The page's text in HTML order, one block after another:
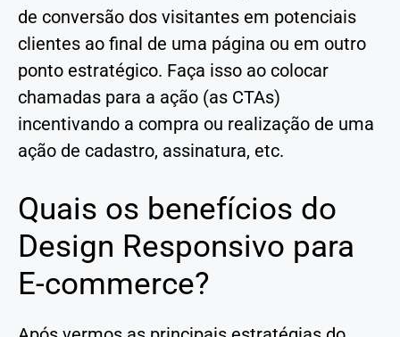
de conversão dos visitantes em potenciais
clientes ao final de uma página ou em outro
ponto estratégico. Faça isso ao colocar
chamadas para a ação (as CTAs)
incentivando a compra ou realização de uma
ação de cadastro, assinatura, etc.
Quais os benefícios do
Design Responsivo para
E-commerce?